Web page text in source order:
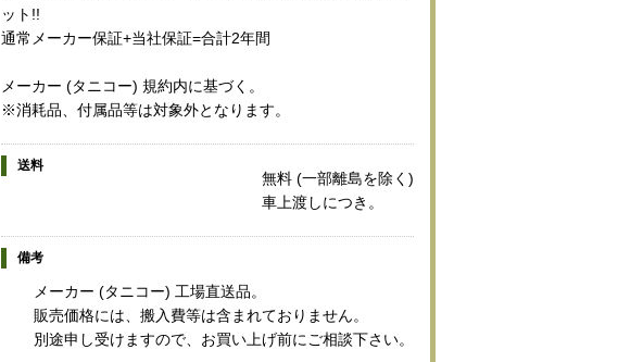
ット!!
通常メーカー保証+当社保証=合計2年間
メーカー (タニコー) 規約内に基づく。
※消耗品、付属品等は対象外となります。
送料
無料 (一部離島を除く)
車上渡しにつき。
備考
メーカー (タニコー) 工場直送品。
販売価格には、搬入費等は含まれておりません。
別途申し受けますので、お買い上げ前にご相談下さい。